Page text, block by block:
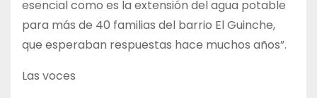
esencial como es la extensión del agua potable
para más de 40 familias del barrio El Guinche,
que esperaban respuestas hace muchos años”.
Las voces